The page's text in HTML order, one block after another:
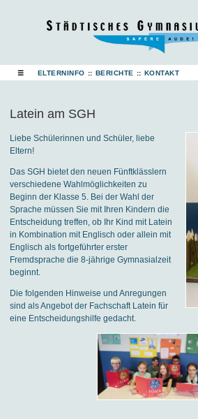
☰ ELTERNINFO :: BERICHTE :: KONTAKT
Latein am SGH
Liebe Schülerinnen und Schüler, liebe
Eltern!
Das SGH bietet den neuen Fünftklässlern
verschiedene Wahlmöglichkeiten zu
Beginn der Klasse 5. Bei der Wahl der
Sprache müssen Sie mit Ihren Kindern die
Entscheidung treffen, ob Ihr Kind mit Latein
in Kombination mit Englisch oder allein mit
Englisch als fortgeführter erster
Fremdsprache die 8-jährige Gymnasialzeit
beginnt.
Die folgenden Hinweise und Anregungen
sind als Angebot der Fachschaft Latein für
eine Entscheidungshilfe gedacht.